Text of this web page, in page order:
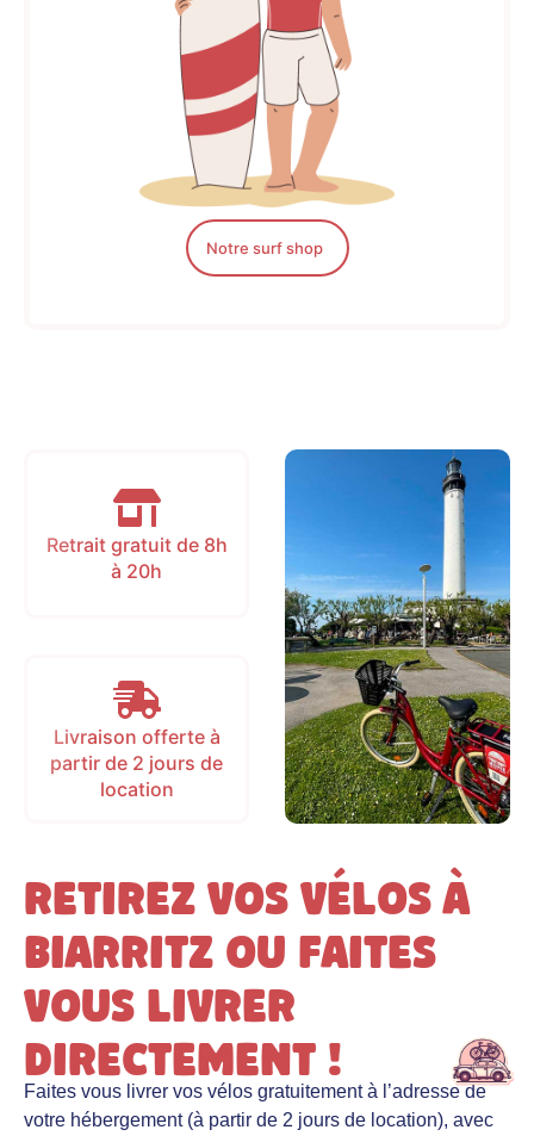
Notre surf shop
Retrait gratuit de 8h
à 20h
Livraison offerte à
partir de 2 jours de
location
Retirez vos vélos à
Biarritz ou faites
vous livrer
directement !
Faites vous livrer vos vélos gratuitement à l’adresse de
votre hébergement (à partir de 2 jours de location), avec